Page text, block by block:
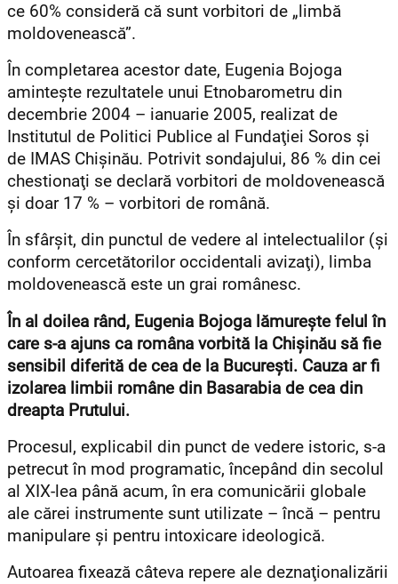
ce 60% consideră că sunt vorbitori de „limbă
moldovenească”.
În completarea acestor date, Eugenia Bojoga
aminteşte rezultatele unui Etnobarometru din
decembrie 2004 – ianuarie 2005, realizat de
Institutul de Politici Publice al Fundaţiei Soros şi
de IMAS Chişinău. Potrivit sondajului, 86 % din cei
chestionaţi se declară vorbitori de moldovenească
şi doar 17 % – vorbitori de română.
În sfârşit, din punctul de vedere al intelectualilor (şi
conform cercetătorilor occidentali avizaţi), limba
moldovenească este un grai românesc.
În al doilea rând, Eugenia Bojoga lămureşte felul în
care s-a ajuns ca româna vorbită la Chişinău să fie
sensibil diferită de cea de la Bucureşti. Cauza ar fi
izolarea limbii române din Basarabia de cea din
dreapta Prutului.
Procesul, explicabil din punct de vedere istoric, s-a
petrecut în mod programatic, începând din secolul
al XIX-lea până acum, în era comunicării globale
ale cărei instrumente sunt utilizate – încă – pentru
manipulare şi pentru intoxicare ideologică.
Autoarea fixează câteva repere ale deznaţionalizării